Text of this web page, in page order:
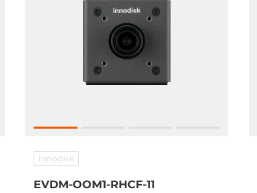
Innodisk
EVDM-OOM1-RHCF-11